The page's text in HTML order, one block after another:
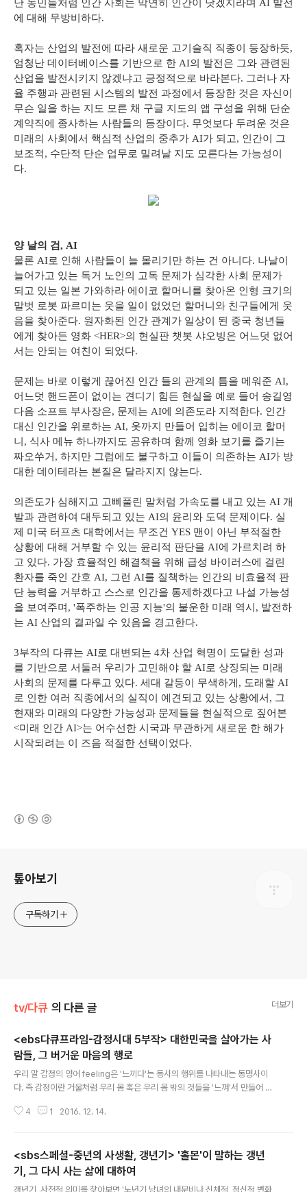
난 농민들처럼 인간 사회는 막연히 인간이 낫겠지라며 AI 발전
에 대해 무방비하다.
혹자는 산업의 발전에 따라 새로운 고기술직 직종이 등장하듯,
엄청난 데이터베이스를 기반으로 한 AI의 발전은 그와 관련된
산업을 발전시키지 않겠냐고 긍정적으로 바라본다. 그러나 자
율 주행과 관련된 시스템의 발전 과정에서 등장한 것은 자신이
무슨 일을 하는 지도 모른 채 구글 지도의 앱 구성을 위해 단순
계약직에 종사하는 사람들의 등장이다. 무엇보다 두려운 것은
미래의 사회에서 핵심적 산업의 중추가 AI가 되고, 인간이 그
보조적, 수단적 단순 업무로 밀려날 지도 모른다는 가능성이
다.
양 날의 검, AI
물론 AI로 인해 사람들이 늘 몰리기만 하는 건 아니다. 나날이
늘어가고 있는 독거 노인의 고독 문제가 심각한 사회 문제가
되고 있는 일본 가와하라 에이코 할머니를 찾아온 인형 크기의
말벗 로봇 파르미는 웃을 일이 없었던 할머니와 친구들에게 웃
음을 찾아준다. 원자화된 인간 관계가 일상이 된 중국 청년들
에게 찾아든 영화 <HER>의 현실판 챗봇 샤오빙은 어느덧 없어
서는 안되는 여친이 되었다.
문제는 바로 이렇게 끊어진 인간 들의 관계의 틈을 메워준 AI,
어느덧 핸드폰이 없이는 견디기 힘든 현실을 예로 들어 송길영
다음 소프트 부사장은, 문제는 AI에 의존도라 지적한다. 인간
대신 인간을 위로하는 AI, 옷까지 만들어 입히는 에이코 할머
니, 식사 메뉴 하나까지도 공유하며 함께 영화 보기를 즐기는
짜오쑤거, 하지만 그럼에도 불구하고 이들이 의존하는 AI가 방
대한 데이테라는 본질은 달라지지 않는다.
의존도가 심해지고 고삐풀린 말처럼 가속도를 내고 있는 AI 개
발과 관련하여 대두되고 있는 AI의 윤리와 도덕 문제이다. 실
제 미국 터프츠 대학에서는 무조건 YES 맨이 아닌 부적절한
상황에 대해 거부할 수 있는 윤리적 판단을 AI에 가르치려 하
고 있다. 가장 효율적인 해결책을 위해 급성 바이러스에 걸린
환자를 죽인 간호 AI, 그런 AI를 질책하는 인간의 비효율적 판
단 능력을 거부하고 스스로 인간을 통제하겠다고 나설 가능성
을 보여주며, '폭주하는 인공 지능'의 불운한 미래 역시, 발전하
는 AI 산업의 결과일 수 있음을 경고한다.
3부작의 다큐는 AI로 대변되는 4차 산업 혁명이 도달한 성과
를 기반으로 서둘러 우리가 고민해야 할 AI로 상징되는 미래
사회의 문제를 다루고 있다. 세대 갈등이 무색하게, 도래할 AI
로 인한 여러 직종에서의 실직이 예견되고 있는 상황에서, 그
현재와 미래의 다양한 가능성과 문제들을 현실적으로 짚어본
<미래 인간 AI>는 어수선한 시국과 무관하게 새로운 한 해가
시작되려는 이 즈음 적절한 선택이었다.
톺아보기
구독하기
tv/다큐 의 다른 글 더보기
<ebs다큐프라임-감정시대 5부작> 대한민국을 살아가는 사
람들, 그 버거운 마음의 행로
우리 말 감정의 영어 feeling은 '느끼다'는 동사의 행위를 나타내는 동명사이
다. 즉 감정이란 거울처럼 우리 몸 혹은 우리 몸 밖의 것들을 '느껴'서 만들어 내
대부분 우리 사회에서 아니 어느 사회에서나 '감정'은 개개인 고유의 것이란 생
국 사회를 진단하는 다수의 다큐를 만들면서 최근 대한민국 사람들이 공통적으
로 '불안'해 하고 있다는 사실을 발견하게 되었다고 한다. 그 결과 현재의 대한민
국을 '감정'을 통해 설명하는 5부작이 제작되었다. 5부작의 관점은 개인의 감정
4 1 2016. 12. 14.
<sbs스페셜-중년의 사생활, 갱년기> '홀몬'이 말하는 갱년
기, 그 다시 사는 삶에 대하여
갱년기, 사전적 의미를 찾아보면 '노년기 남녀의 내분비나 신체적, 정신적 변화